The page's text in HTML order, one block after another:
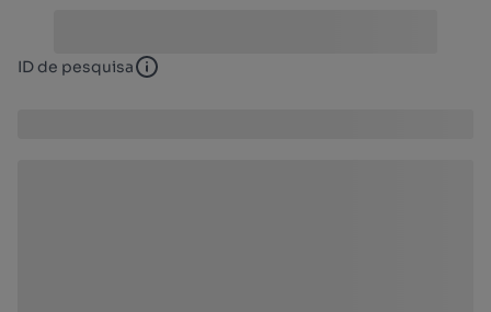
ID de pesquisa ID de pesquisa